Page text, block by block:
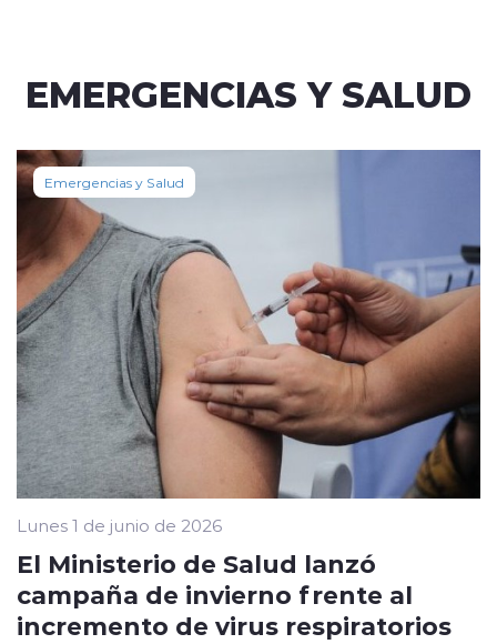
EMERGENCIAS Y SALUD
Emergencias y Salud
Lunes 1 de junio de 2026
El Ministerio de Salud lanzó
campaña de invierno frente al
incremento de virus respiratorios